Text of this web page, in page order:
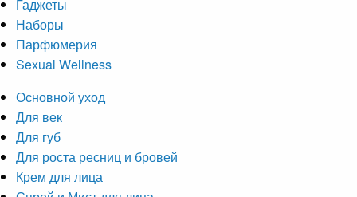
Гаджеты
Наборы
Парфюмерия
Sexual Wellness
Основной уход
Для век
Для губ
Для роста ресниц и бровей
Крем для лица